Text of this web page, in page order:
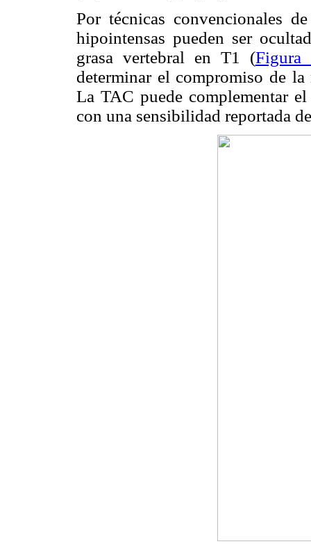
Por técnicas convencionales
hipointensas pueden ser
grasa vertebral en T1 (Figura
determinar el compromiso de
La TAC puede complementar
con una sensibilidad reportada